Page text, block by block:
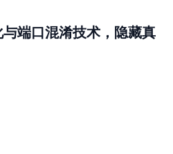
端口混淆技术，隐藏真